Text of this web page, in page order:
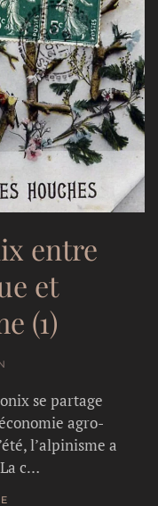
entre
et
(1)
se partage
agro-
l’alpinisme a
c…